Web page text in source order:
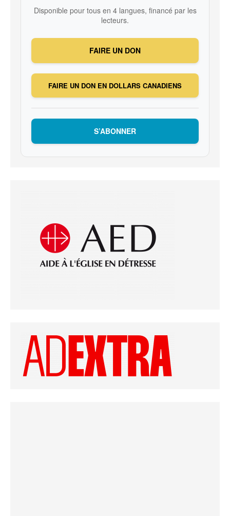
Disponible pour tous en 4 langues, financé par les
lecteurs.
FAIRE UN DON
FAIRE UN DON EN DOLLARS CANADIENS
S’ABONNER